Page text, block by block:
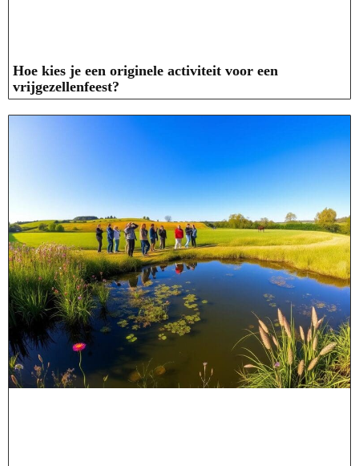
Hoe kies je een originele activiteit voor een
vrijgezellenfeest?